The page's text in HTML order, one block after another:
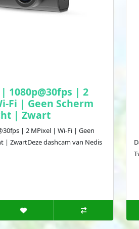
1080p@30fps | 2
Fi | Geen Scherm
| Zwart
| 2 MPixel | Wi-Fi | Geen
| ZwartDeze dashcam van Nedis